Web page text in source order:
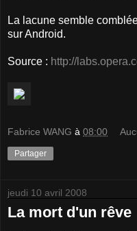
La lacune semble
sur Android.
Source : http://
Fabrice WANG à 08:00
Partager
jeudi 10 avril 2008
La mort d'un rêve